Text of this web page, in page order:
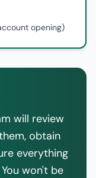
opening)
will review
obtain
everything
won't be